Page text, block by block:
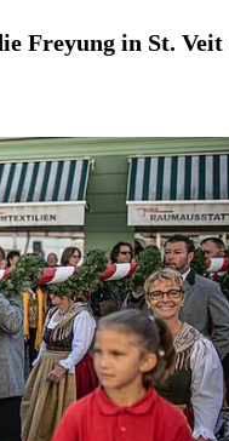
Freyung in St.